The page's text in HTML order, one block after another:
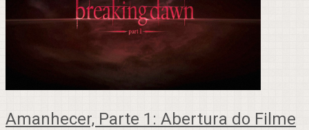
Amanhecer, Parte 1: Abertura do Filme